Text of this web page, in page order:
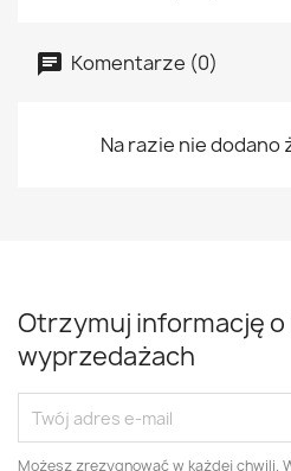
Komentarze (0)
Na razie nie dodano
Otrzymuj informację o
wyprzedażach
Możesz zrezygnować w każdej chwili.